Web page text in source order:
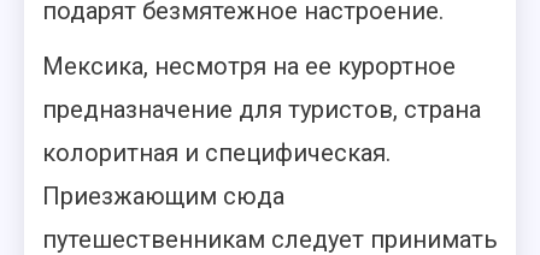
подарят безмятежное настроение.
Мексика, несмотря на ее курортное
предназначение для туристов, страна
колоритная и специфическая.
Приезжающим сюда
путешественникам следует принимать